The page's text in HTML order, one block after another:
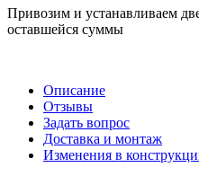
Привозим и устанавливаем
оставшейся суммы
Описание
Отзывы
Задать вопрос
Доставка и монтаж
Изменения в